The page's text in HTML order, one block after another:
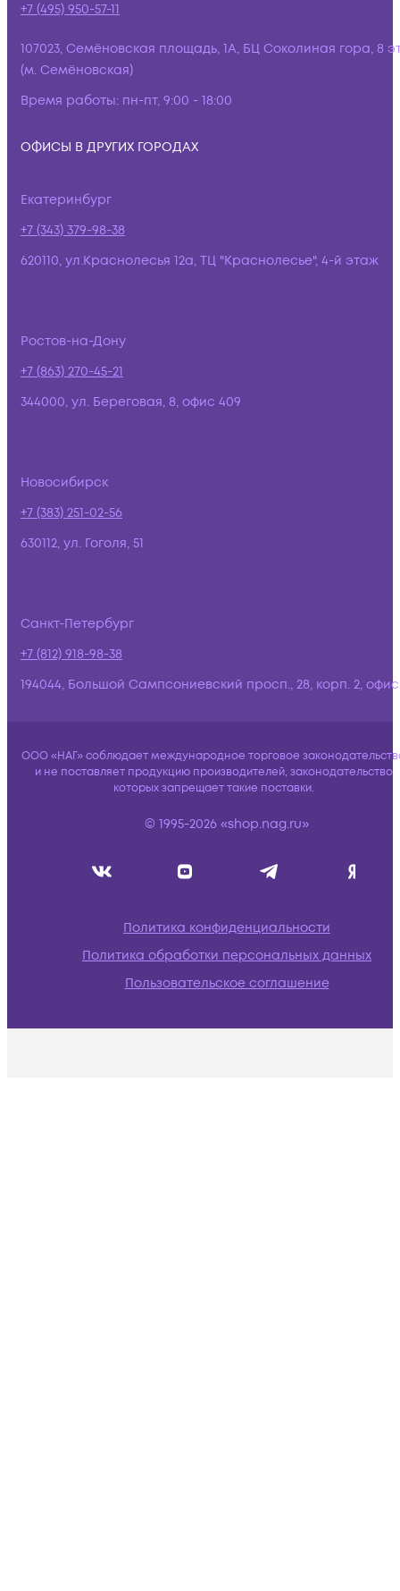
+7 (495) 950-57-11
107023, Семёновская площадь, 1А, БЦ Соколиная гора, 8
(м. Семёновская)
Время работы: пн-пт, 9:00 - 18:00
ОФИСЫ В ДРУГИХ ГОРОДАХ
Екатеринбург
+7 (343) 379-98-38
620110, ул.Краснолесья 12а, ТЦ "Краснолесье", 4-й этаж
Ростов-на-Дону
+7 (863) 270-45-21
344000, ул. Береговая, 8, офис 409
Новосибирск
+7 (383) 251-02-56
630112, ул. Гоголя, 51
Санкт-Петербург
+7 (812) 918-98-38
194044, Большой Сампсониевский просп., 28, корп. 2,
ООО «НАГ» соблюдает международное торговое
и не поставляет продукцию производителей, законодательство
которых запрещает такие поставки.
© 1995-2026 «shop.nag.ru»
Политика конфиденциальности
Политика обработки персональных данных
Пользовательское соглашение